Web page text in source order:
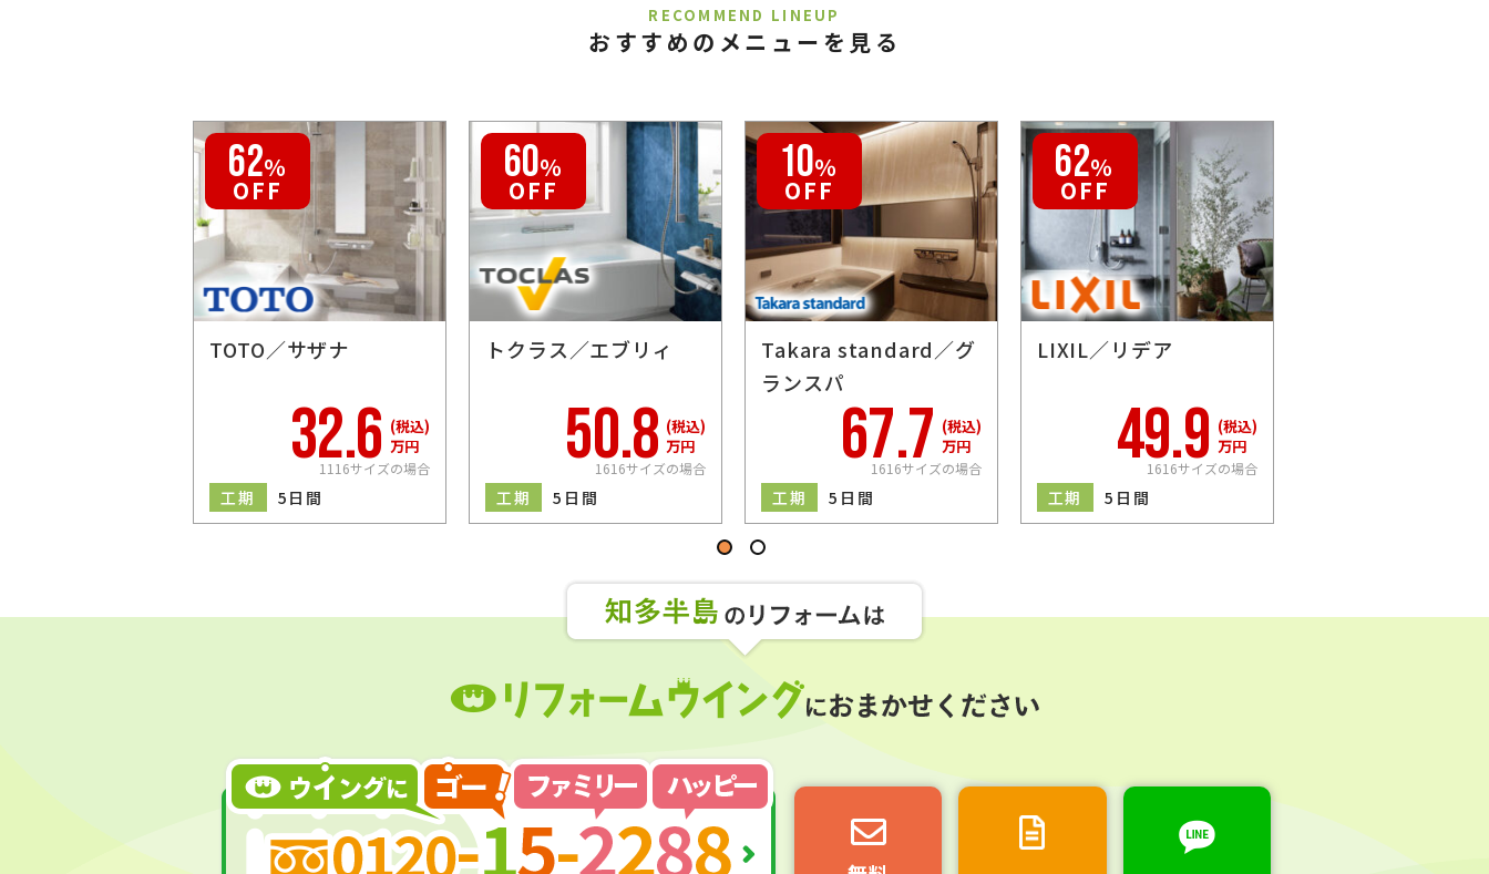
RECOMMEND LINEUP
おすすめのメニューを見る
62％
OFF
TOTO／サザナ
32.6 (税込)
万円
1116サイズの場合
工期 5日間
60％
OFF
トクラス／エブリィ
50.8 (税込)
万円
1616サイズの場合
工期 5日間
10％
OFF
Takara standard／グ
ランスパ
67.7 (税込)
万円
1616サイズの場合
工期 5日間
62％
OFF
LIXIL／リデア
49.9 (税込)
万円
1616サイズの場合
工期 5日間